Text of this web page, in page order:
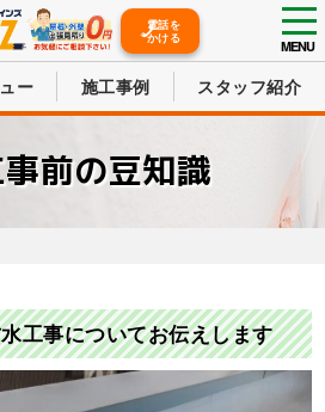
MENU
電話を
かける
ー 施工事例 スタッフ紹介
前の豆知識
工事についてお伝えします